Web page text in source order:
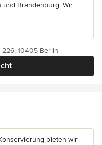
Brandenburg. Wir
226, 10405 Berlin
bieten wir